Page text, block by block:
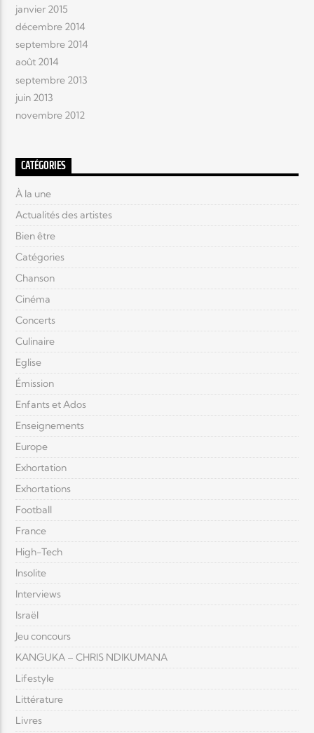
janvier 2015
décembre 2014
septembre 2014
août 2014
septembre 2013
juin 2013
novembre 2012
CATÉGORIES
À la une
Actualités des artistes
Bien être
Catégories
Chanson
Cinéma
Concerts
Culinaire
Eglise
Émission
Enfants et Ados
Enseignements
Europe
Exhortation
Exhortations
Football
France
High-Tech
Insolite
Interviews
Israël
Jeu concours
KANGUKA – CHRIS NDIKUMANA
Lifestyle
Littérature
Livres